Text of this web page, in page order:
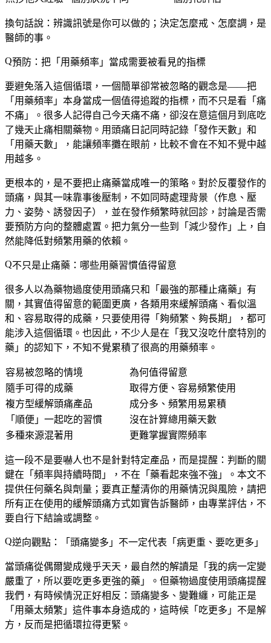
換句話說：辨識訊號是你可以做的；決定怎麼戒、怎麼調，是
醫師的事。
預防：把「用藥頻率」當成需要被看見的指標
要避免落入這個循環，一個簡單卻常被忽略的觀念是——把
「用藥頻率」本身當成一個值得追蹤的指標，而不只是看「痛
不痛」。很多人記得自己今天痛不痛，卻沒在意這個月到底吃
了幾天止痛相關藥物。用頭痛日記同時記錄「發作天數」和
「用藥天數」，能讓頻率攤在眼前，比較不會在不知不覺中越
用越多。
更根本的，是不要把止痛藥當成唯一的策略。對於反覆發作的
頭痛，與其一味靠事後壓制，不如同時處理背景（作息、壓
力、姿勢、誘發因子），並在發作頻繁時就回診，討論是否需
要預防方向的整體處置。把力氣分一些到「減少發作」上，自
然能降低對頻繁用藥的依賴。
不只是止痛藥：哪些用藥習慣值得留意
很多人以為藥物過度使用頭痛只和「最強的那種止痛藥」有
關，其實值得留意的範圍更廣，各類用來緩解頭痛、看似溫
和、容易取得的成藥，只要使用得「夠頻繁、夠長期」，都可
能涉入這個循環。也因此，不少人是在「我又沒吃什麼特別的
藥」的認知下，不知不覺累積了很高的用藥頻率。
容易被忽略的情境
為何值得留意
隨手可得的成藥
取得方便、容易頻繁使用
複方型緩解頭痛產品
成分多、頻繁用易累積
「順便」一起吃的習慣
沒在計算總用藥天數
多種來源混著用
更難掌握實際頻率
這一段不是要嚇人也不是針對特定產品，而是提醒：判斷的關
鍵在「頻率與持續時間」，不在「藥看起來強不強」。本文不
提供任何藥名與劑量；要真正釐清你的用藥情況與風險，請把
所有正在使用的緩解頭痛方式如實告訴醫師，由專業評估，不
要自行下結論或調整。
逆向觀點：「頭痛變多」不一定代表「病更重、要吃更多」
當頭痛從偶爾變成幾乎天天，最自然的解讀是「我的病一定變
嚴重了，所以要吃更多更強的藥」。但藥物過度使用頭痛提醒
我們，有時候情況正好相反：頭痛變多、變難纏，可能正是
「用藥太頻繁」這件事本身造成的，這時候「吃更多」不是解
方，反而是把循環拉得更緊。